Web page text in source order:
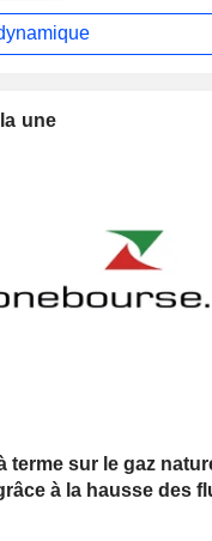
une
terme sur le gaz
à la hausse des